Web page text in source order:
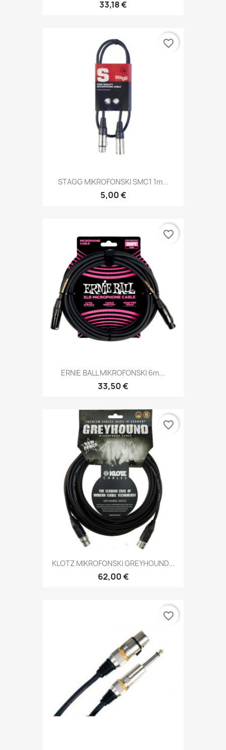
33,18 €
STAGG MIKROFONSKI SMC1 1m...
5,00 €
favorite_border
ERNIE BALL MIKROFONSKI 6m...
33,50 €
favorite_border
KLOTZ MIKROFONSKI GREYHOUND...
62,00 €
favorite_border
favorite_border